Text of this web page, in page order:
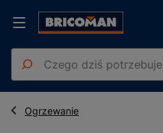
Strona główna
OZEOgrzewanie
Pompy ciepła